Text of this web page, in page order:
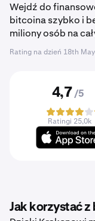
Wejdź do
bitcoina szybko i
miliony osób na
Rating na dzień 18th
4,7 /5
Ratingi 25,0k
Jak korzystać z